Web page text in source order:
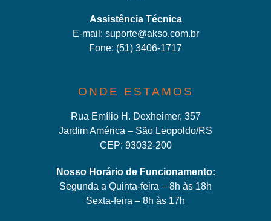
Assistência Técnica
E-mail: suporte@akso.com.br
Fone: (51) 3406-1717
ONDE ESTAMOS
Rua Emílio H. Dexheimer, 357
Jardim América – São Leopoldo/RS
CEP: 93032-200
Nosso Horário de Funcionamento:
Segunda a Quinta-feira – 8h às 18h
Sexta-feira – 8h às 17h